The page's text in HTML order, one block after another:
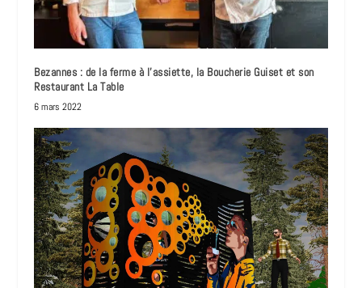
Bezannes : de la ferme à l’assiette, la Boucherie Guiset et son
Restaurant La Table
6 mars 2022